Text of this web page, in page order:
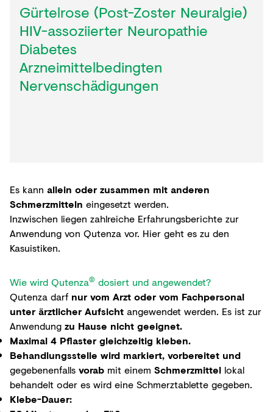
Gürtelrose (Post-Zoster Neuralgie)
HIV-assoziierter Neuropathie
Diabetes
Arzneimittelbedingten
Nervenschädigungen
Es kann allein oder zusammen mit anderen
Schmerzmitteln eingesetzt werden.
Inzwischen liegen zahlreiche Erfahrungsberichte zur
Anwendung von Qutenza vor. Hier geht es zu den
Kasuistiken.
Wie wird Qutenza® dosiert und angewendet?
Qutenza darf nur vom Arzt oder vom Fachpersonal
unter ärztlicher Aufsicht angewendet werden. Es ist zur
Anwendung zu Hause nicht geeignet.
Maximal 4 Pflaster gleichzeitig kleben.
Behandlungsstelle wird markiert, vorbereitet und
gegebenenfalls vorab mit einem Schmerzmittel lokal
behandelt oder es wird eine Schmerztablette gegeben.
Klebe-Dauer: